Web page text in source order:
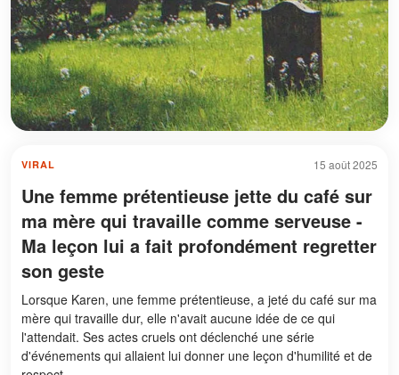
15 août 2025
VIRAL
Une femme prétentieuse jette du café sur
ma mère qui travaille comme serveuse -
Ma leçon lui a fait profondément regretter
son geste
Lorsque Karen, une femme prétentieuse, a jeté du café sur ma
mère qui travaille dur, elle n'avait aucune idée de ce qui
l'attendait. Ses actes cruels ont déclenché une série
d'événements qui allaient lui donner une leçon d'humilité et de